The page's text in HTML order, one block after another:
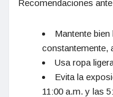
Recomendaciones
Mantente
constantemente,
Usa ropa
Evita la
11:00 a.m. y las